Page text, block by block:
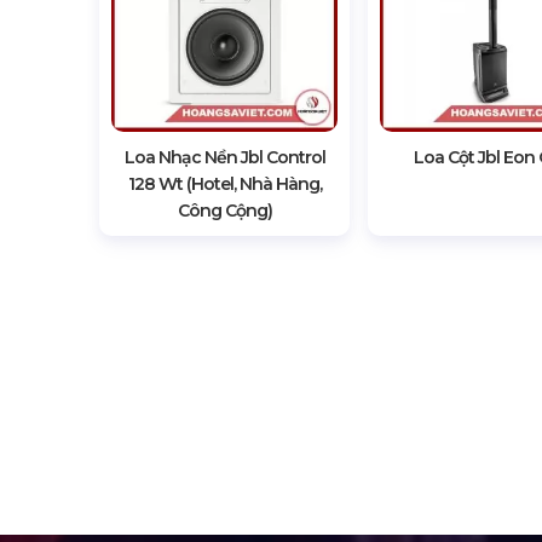
Loa Nhạc Nền Jbl Control
128 Wt (Hotel, Nhà Hàng,
Công Cộng)
Loa Cột Jbl Eon